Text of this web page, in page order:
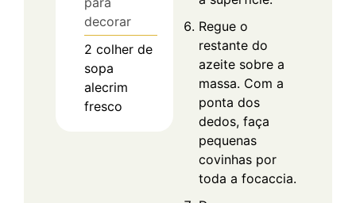
decorar
2 colher de
sopa
alecrim
fresco
Regue o
restante do
azeite sobre a
massa. Com a
ponta dos
dedos, faça
pequenas
covinhas por
toda a focaccia.